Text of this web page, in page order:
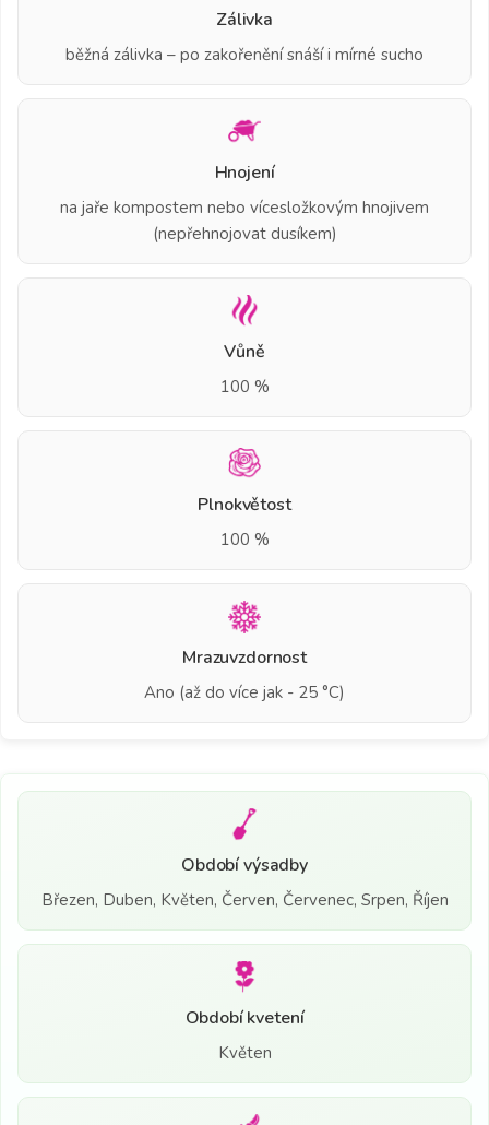
Zálivka
běžná zálivka – po zakořenění snáší i mírné sucho
Hnojení
na jaře kompostem nebo vícesložkovým hnojivem
(nepřehnojovat dusíkem)
Vůně
100 %
Plnokvětost
100 %
Mrazuvzdornost
Ano (až do více jak - 25 °C)
Období výsadby
Březen, Duben, Květen, Červen, Červenec, Srpen, Říjen
Období kvetení
Květen